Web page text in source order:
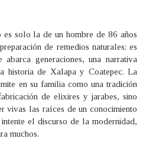
solo la de un hombre de 86 años
de remedios naturales; es
generaciones, una narrativa
historia de Xalapa y Coatepec. La
en su familia como una tradición
de elixires y jarabes, sino
vivas las raíces de un conocimiento
el discurso de la modernidad,
muchos.